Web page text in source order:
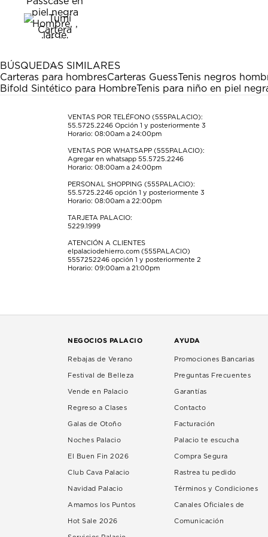
calificar
el
artículo
con
estrella
Esta
acción
abrirá
formulario
calificar
el
artículo
con
estrellas.
Esta
acción
abrirá
formulario
de
estrellas.
Esta
acción
abrirá
formulario
de
estrellas.
Esta
acción
abrirá
formulario
de
acción
abrirá
formulario
de
envío.
BÚSQUEDAS SIMILARES
Carteras para hombresCarteras GuessTenis negros
Bifold Sintético para HombreTenis para niño en piel
VENTAS POR TELÉFONO (555PALACIO):
55.5725.2246 Opción 1 y posteriormente 3
Horario: 08:00am a 24:00pm
VENTAS POR WHATSAPP (555PALACIO):
Agregar en whatsapp 55.5725.2246
Horario: 08:00am a 24:00pm
PERSONAL SHOPPING (555PALACIO):
55.5725.2246 opción 1 y posteriormente 3
Horario: 08:00am a 22:00pm
TARJETA PALACIO:
5229.1999
ATENCIÓN A CLIENTES
elpalaciodehierro.com (555PALACIO)
5557252246 opción 1 y posteriormente 2
Horario: 09:00am a 21:00pm
NEGOCIOS PALACIO
Rebajas de Verano
Festival de Belleza
Vende en Palacio
Regreso a Clases
Galas de Otoño
Noches Palacio
El Buen Fin 2026
Club Cava Palacio
Navidad Palacio
Amamos los Puntos
Hot Sale 2026
AYUDA
Promociones Bancarias
Preguntas Frecuentes
Garantías
Contacto
Facturación
Palacio te escucha
Compra Segura
Rastrea tu pedido
Términos y Condiciones
Canales Oficiales de
Comunicación